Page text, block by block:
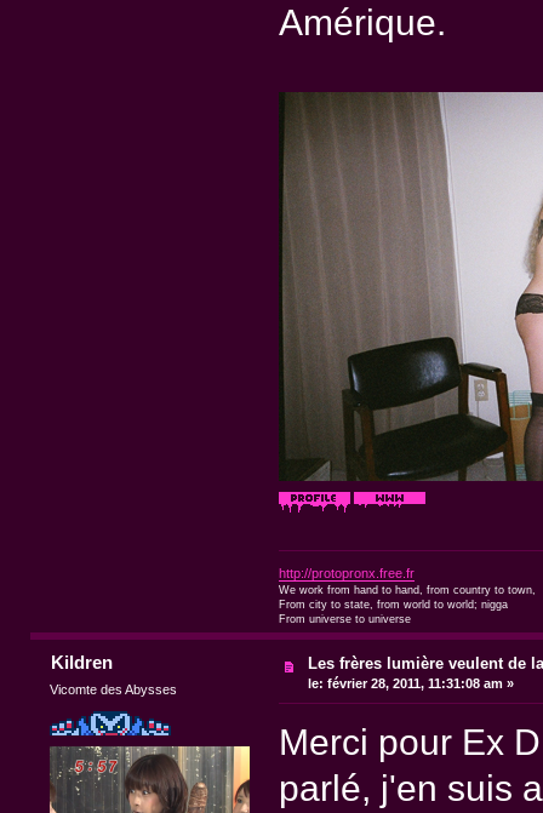
Amérique.
http://protopronx.free.fr
We work from hand to hand, from country to town,
From city to state, from world to world; nigga
From universe to universe
Kildren
Vicomte des Abysses
Les frères lumière veulent de
le: février 28, 2011, 11:31:08 am »
Merci pour Ex
parlé, j'en suis